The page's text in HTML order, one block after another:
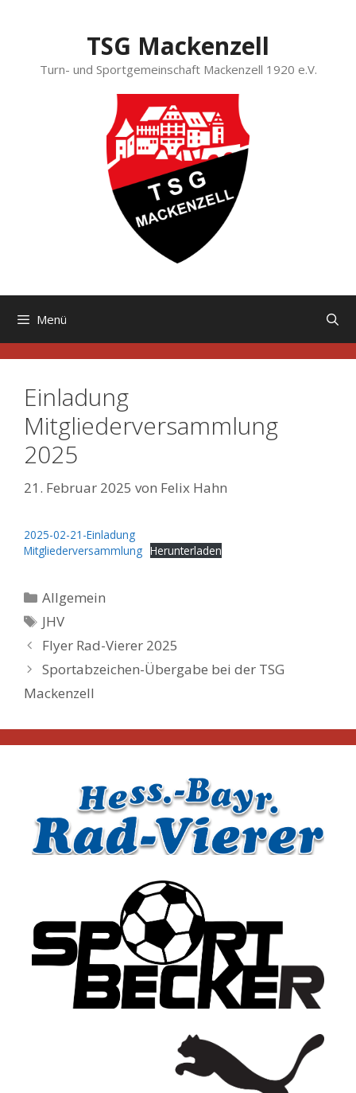
TSG Mackenzell
Turn- und Sportgemeinschaft Mackenzell 1920 e.V.
Menü
Einladung
Mitgliederversammlung
2025
21. Februar 2025 von Felix Hahn
2025-02-21-Einladung
Mitgliederversammlung Herunterladen
Kategorien
Allgemein
Schlagwörter
JHV
Flyer Rad-Vierer 2025
Sportabzeichen-Übergabe bei der TSG
Mackenzell